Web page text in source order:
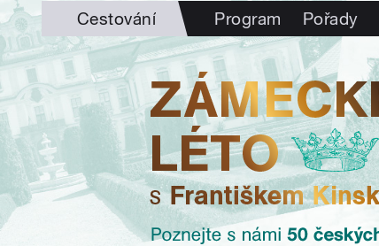
Cestování Program Pořady